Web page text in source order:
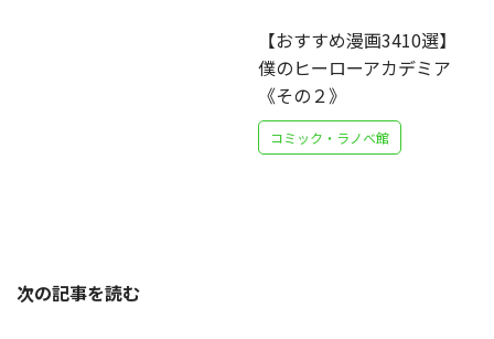
【おすすめ漫画3410選】
僕のヒーローアカデミア
《その２》
コミック・ラノベ館
次の記事を読む